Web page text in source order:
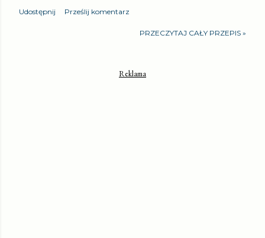
Udostępnij Prześlij komentarz
PRZECZYTAJ CAŁY PRZEPIS »